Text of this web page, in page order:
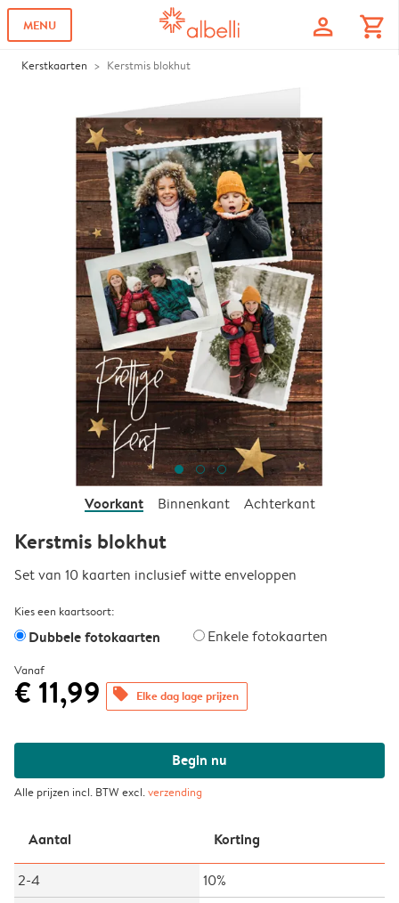
MENU profile shopping_cart
Kerstkaarten Kerstmis blokhut
Voorkant Binnenkant Achterkant
Kerstmis blokhut
Set van 10 kaarten inclusief witte enveloppen
Kies een kaartsoort:
Dubbele fotokaarten Enkele fotokaarten
Vanaf
€ 11,99 offers Elke dag lage prijzen
Begin nu
Alle prijzen incl. BTW excl.verzending
Aantal Korting
2-4
10%